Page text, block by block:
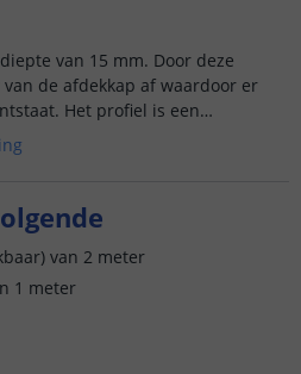
van 15 mm. Door deze
de afdekkap af waardoor er
Het profiel is een
van 2 meter
1 meter